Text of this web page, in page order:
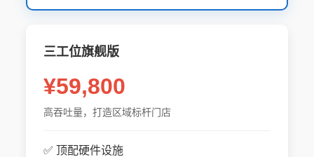
三工位旗舰版
¥59,800
高吞吐量，打造区域标杆门店
✅ 顶配硬件设施